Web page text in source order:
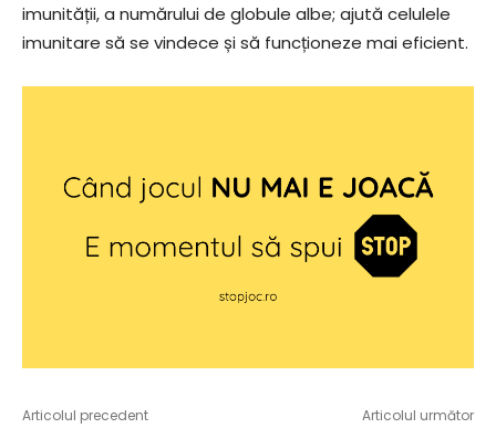
imunității, a numărului de globule albe; ajută celulele
imunitare să se vindece și să funcționeze mai eficient.
Articolul precedent Articolul următor